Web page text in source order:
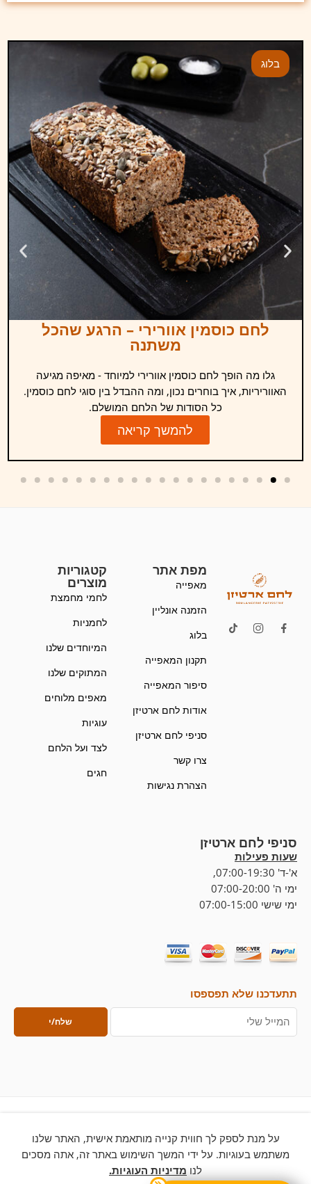
בלוג
לחם כוסמין אוורירי – הרגע שהכל
משתנה
גלו מה הופך לחם כוסמין אוורירי למיוחד - מאיפה מגיעה
האווריריות, איך בוחרים נכון, ומה ההבדל בין סוגי לחם כוסמין.
כל הסודות של הלחם המושלם.
להמשך קריאה
מפת אתר
מאפייה
הזמנה אונליין
בלוג
תקנון המאפייה
סיפור המאפייה
אודות לחם ארטיזן
סניפי לחם ארטיזן
צרו קשר
הצהרת נגישות
קטגוריות
מוצרים
לחמי מחמצת
לחמניות
המיוחדים שלנו
המתוקים שלנו
מאפים מלוחים
עוגיות
לצד ועל הלחם
חגים
סניפי לחם ארטיזן
שעות פעילות
א'-ד' 07:00-19:30,
ימי ה' 07:00-20:00
ימי שישי 07:00-15:00
תתעדכנו שלא תפספסו
© 2026 – כל הזכויות שמורות ללחם ארטיזן
על מנת לספק לך חווית קנייה מותאמת אישית, האתר שלנו
משתמש בעוגיות. על ידי המשך השימוש באתר זה, אתה מסכים
לנו מדיניות העוגיות.